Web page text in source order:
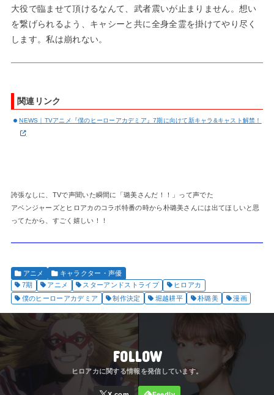
大役で臨ませて頂けるなんて、武者震いが止まりません。想い
を繋げられるよう、キャシーと共に全身全霊を掛けてやり尽く
します。私は崩れない。
関連リンク
NEWS｜TVアニメ『僕のヒーローアカデミア』7期に向けて新キャラ&キャスト解禁！
誇張なしに、TVで声聞いた瞬間に「璐美さんだ！！」って声でた
アベンジャーズとヒロアカのコラボ特番の時から朴璐美さんには出てほしいと思
ってたから、すごく嬉しい！！
アニメ
キャラクター・声優
7期
アニメ スターアンドストライプ
ヒロアカ
僕のヒーローアカデミア
制作決定 堀越耕平 朴璐美 漫画
FOLLOW